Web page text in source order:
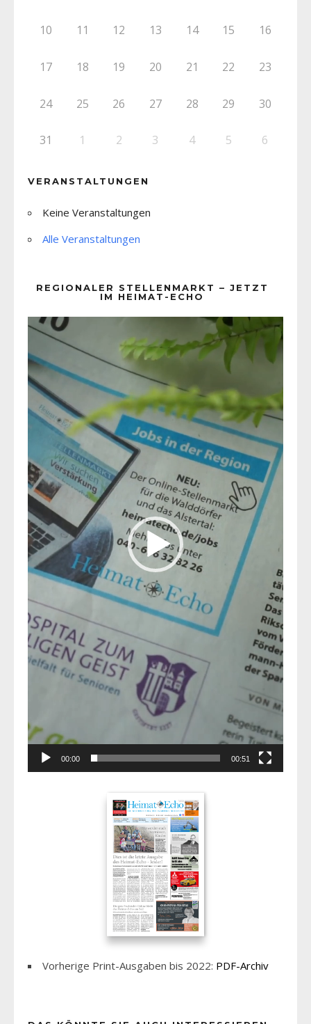
10 11 12 13 14 15 16
17 18 19 20 21 22 23
24 25 26 27 28 29 30
31 1 2 3 4 5 6
VERANSTALTUNGEN
Keine Veranstaltungen
Alle Veranstaltungen
REGIONALER STELLENMARKT – JETZT
IM HEIMAT-ECHO
Player
00:00 00:51
Vorherige Print-Ausgaben bis 2022: PDF-Archiv